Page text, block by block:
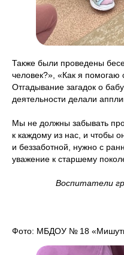
Также были проведены
человек?», «Как я помогаю
Отгадывание загадок о
деятельности делали
Мы не должны забывать
к каждому из нас, и чтобы
и беззаботной, нужно с
уважение к старшему
Воспитатели
Фото: МБДОУ № 18